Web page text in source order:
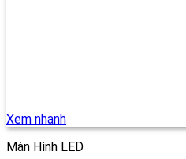
Xem nhanh
Màn Hình LED